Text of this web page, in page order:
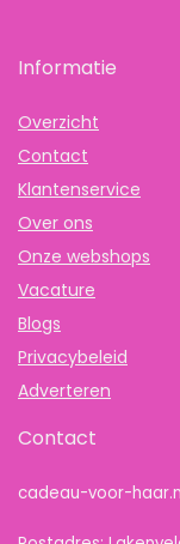
Informatie
Overzicht
Contact
Klantenservice
Over ons
Onze webshops
Vacature
Blogs
Privacybeleid
Adverteren
Contact
cadeau-voor-